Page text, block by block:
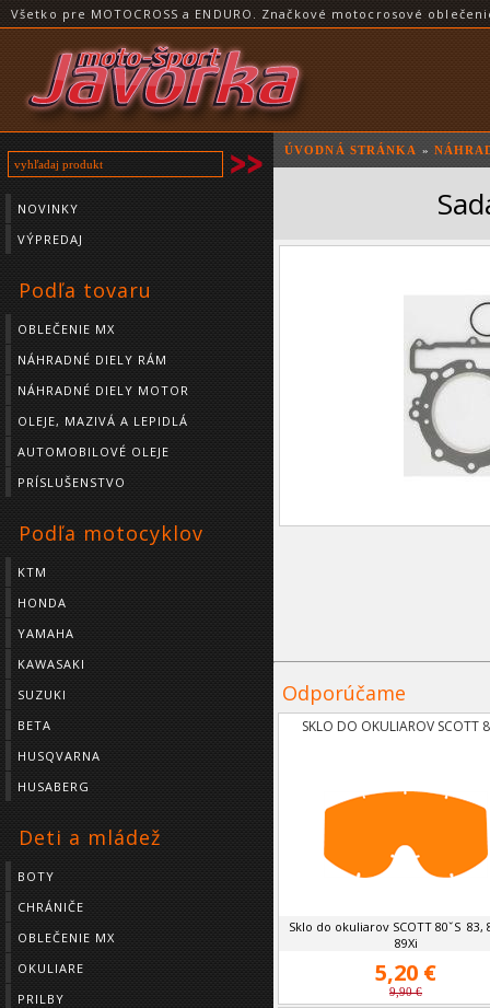
Všetko pre MOTOCROSS a ENDURO. Značkové motocrosové
NOVINKY
VÝPREDAJ
Podľa tovaru
OBLEČENIE MX
NÁHRADNÉ DIELY RÁM
NÁHRADNÉ DIELY MOTOR
OLEJE, MAZIVÁ A LEPIDLÁ
AUTOMOBILOVÉ OLEJE
PRÍSLUŠENSTVO
Podľa motocyklov
KTM
HONDA
YAMAHA
KAWASAKI
SUZUKI
BETA
HUSQVARNA
HUSABERG
Deti a mládež
BOTY
CHRÁNIČE
OBLEČENIE MX
OKULIARE
PRILBY
ÚVODNÁ STRÁNKA »
Odporúčame
SKLO DO OKULIAROV SCOTT
Sklo do okuliarov SCOTT 80ˇS 83,
89Xi
5,20 €
9,90 €